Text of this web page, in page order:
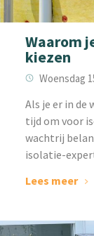
Waarom
kiezen
Woensdag
‌Als je er in
tijd om voor
wachtrij
isolatie-
Lees meer